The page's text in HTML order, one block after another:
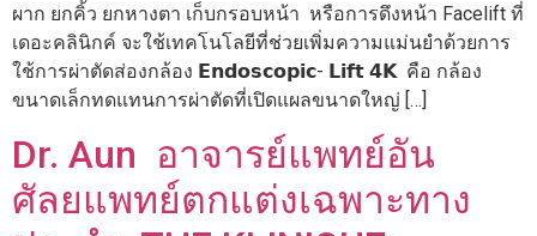
ผาก ยกคิ้ว ยกหางตา เก็บกรอบหน้า หรือการดึงหน้า Facelift ที่
เดอะคลินิกค์ จะใช้เทคโนโลยีที่ช่วยเพิ่มความแม่นยำด้วยการ
ใช้การผ่าตัดส่องกล้อง 𝗘𝗻𝗱𝗼𝘀𝗰𝗼𝗽𝗶𝗰- 𝗟𝗶𝗳𝘁 𝟰𝗞 คือ กล้อง
ขนาดเล็กทดแทนการผ่าตัดที่เปิดแผลขนาดใหญ่ […]
Dr. Aun อาจารย์แพทย์อัน
ศัลยแพทย์ตกแต่งเฉพาะทาง